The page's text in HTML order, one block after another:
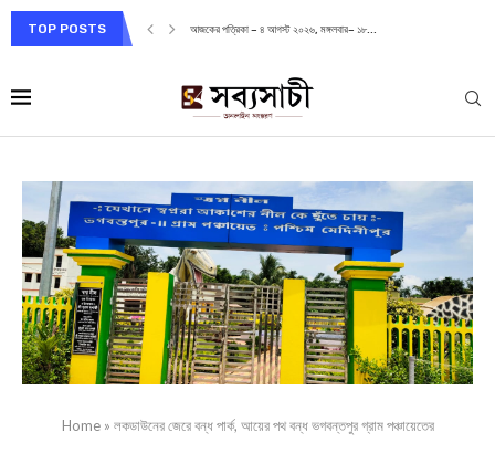
TOP POSTS আজকের পত্রিকা – ৪ আগস্ট ২০২৬, মঙ্গলবার– ১৮...
Home» লকডাউনের জেরে বন্ধ পার্ক, আয়ের পথ বন্ধ ভগবন্তপুর গ্রাম পঞ্চায়েতের